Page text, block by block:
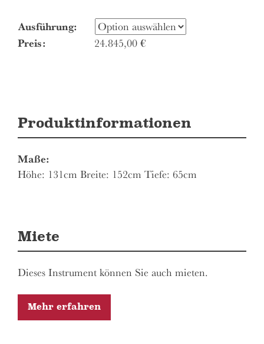
Ausführung
Preis:
24.845,00 €
Produktinformationen
Maße:
Höhe: 131cm Breite: 152cm Tiefe: 65cm
Miete
Dieses Instrument können Sie auch mieten.
Mehr erfahren